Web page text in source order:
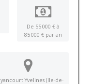
De 55 000 € à
85 000 € par an
Yvelines (Ile-de-